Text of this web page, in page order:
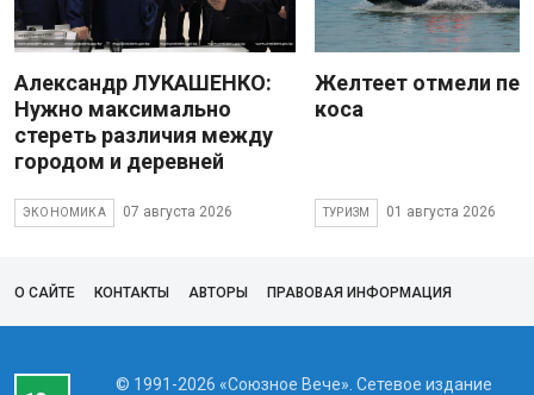
Александр ЛУКАШЕНКО:
Нужно максимально
стереть различия между
городом и деревней
ЭКОНОМИКА 07 августа 2026
Желтеет отмели
коса
ТУРИЗМ 01 августа 2026
О САЙТЕ КОНТАКТЫ АВТОРЫ ПРАВОВАЯ ИНФОРМАЦИЯ
© 1991-2026 «Союзное Вече». Сетевое издание